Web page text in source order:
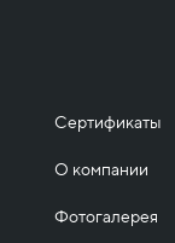
Сертификаты
О компании
Фотогалерея